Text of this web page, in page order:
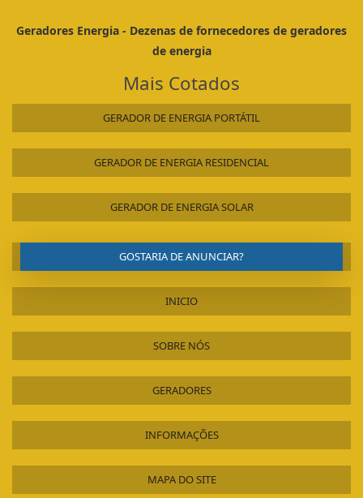
Geradores Energia - Dezenas de fornecedores de geradores
de energia
Mais Cotados
GERADOR DE ENERGIA PORTÁTIL
GERADOR DE ENERGIA RESIDENCIAL
GERADOR DE ENERGIA SOLAR
GOSTARIA DE ANUNCIAR?
INICIO
SOBRE NÓS
GERADORES
INFORMAÇÕES
MAPA DO SITE